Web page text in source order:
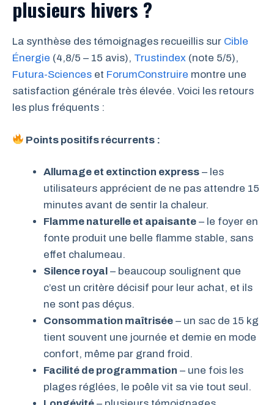
plusieurs hivers ?
La synthèse des témoignages recueillis sur Cible
Énergie (4,8/5 – 15 avis), Trustindex (note 5/5),
Futura-Sciences et ForumConstruire montre une
satisfaction générale très élevée. Voici les retours
les plus fréquents :
Points positifs récurrents :
Allumage et extinction express – les
utilisateurs apprécient de ne pas attendre 15
minutes avant de sentir la chaleur.
Flamme naturelle et apaisante – le foyer en
fonte produit une belle flamme stable, sans
effet chalumeau.
Silence royal – beaucoup soulignent que
c’est un critère décisif pour leur achat, et ils
ne sont pas déçus.
Consommation maîtrisée – un sac de 15 kg
tient souvent une journée et demie en mode
confort, même par grand froid.
Facilité de programmation – une fois les
plages réglées, le poêle vit sa vie tout seul.